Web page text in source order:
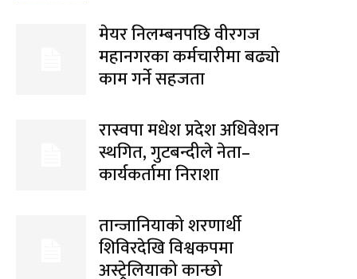
मेयर निलम्बनपछि वीरगज
महानगरका कर्मचारीमा बढ्यो
काम गर्ने सहजता
रास्वपा मधेश प्रदेश अधिवेशन
स्थगित, गुटबन्दीले नेता–
कार्यकर्तामा निराशा
तान्जानियाको शरणार्थी
शिविरदेखि विश्वकपमा
अस्ट्रेलियाको कान्छो